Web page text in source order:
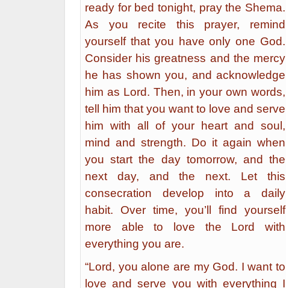
ready for bed tonight, pray the Shema.
As you recite this prayer, remind
yourself that you have only one God.
Consider his greatness and the mercy
he has shown you, and acknowledge
him as Lord. Then, in your own words,
tell him that you want to love and serve
him with all of your heart and soul,
mind and strength. Do it again when
you start the day tomorrow, and the
next day, and the next. Let this
consecration develop into a daily
habit. Over time, you’ll find yourself
more able to love the Lord with
everything you are.
“Lord, you alone are my God. I want to
love and serve you with everything I